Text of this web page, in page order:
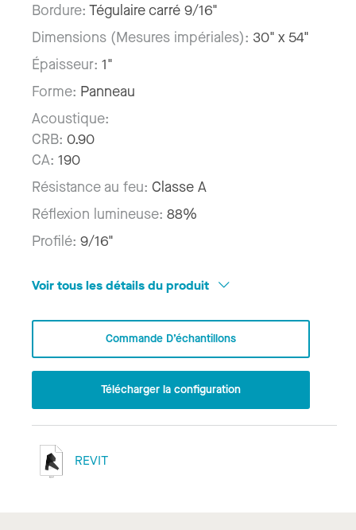
Bordure: Tégulaire carré 9/16"
Dimensions (Mesures impériales): 30" x 54"
Épaisseur: 1"
Forme: Panneau
Acoustique:
CRB: 0.90
CA: 190
Résistance au feu: Classe A
Réflexion lumineuse: 88%
Profilé: 9/16"
Voir tous les détails du produit
Commande D’échantillons
Télécharger la configuration
REVIT